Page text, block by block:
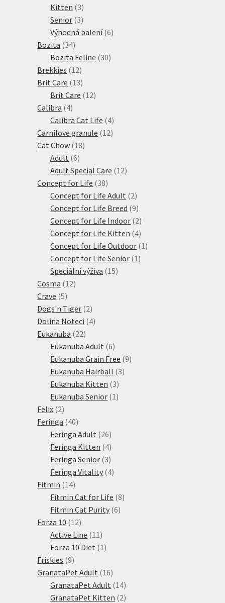
produktů
Kitten 33
produkty
Senior 33
produkty
Výhodná balení 66
Bozita 3434
produktů
Bozita Feline 3030
Brekkies 1212
produktů
Brit Care 1313
produktů
Brit Care 1212
Calibra 44
produkty
Calibra Cat Life 44
produkty
Carnilove granule 1212
Cat Chow 1818
Adult 66
produktů
Adult Special Care 1212
Concept for Life 3838
produktů
Concept for Life Adult 22
produkty
Concept for Life Breed 99
produktů
Concept for Life Indoor 22
produkty
Concept for Life Kitten 44
produkty
Concept for Life Outdoor 1 1
Concept for Life Senior 1 1
Speciální výživa 1515
Cosma 1212
Crave 55
produktů
Dogs'n Tiger 22
produkty
Dolina Noteci 44
Eukanuba 2222
produktů
Eukanuba Adult 66
produktů
Eukanuba Grain Free 99
Eukanuba Hairball 33
Eukanuba Kitten 33
produkty
Eukanuba Senior 1 1
Felix 22
produkty
Feringa 4040
produktů
Feringa Adult 2626
produktů
Feringa Kitten 44
produkty
Feringa Senior 33
produkty
Feringa Vitality 44
Fitmin 1414
produktů
Fitmin Cat for Life 88
Fitmin Cat Purity 66
Forza 10 1212
produktů
Active Line 11 11
produktů
Forza 10 Diet 1 1
Friskies 99
produktů
GranataPet Adult 1616
produktů
GranataPet Adult 1414
produktů
GranataPet Kitten 22